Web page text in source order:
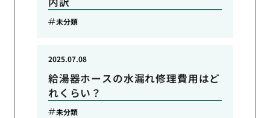
未分類
給湯器ホースの水漏れ修理費用はど
れくらい？
2025.07.08
未分類